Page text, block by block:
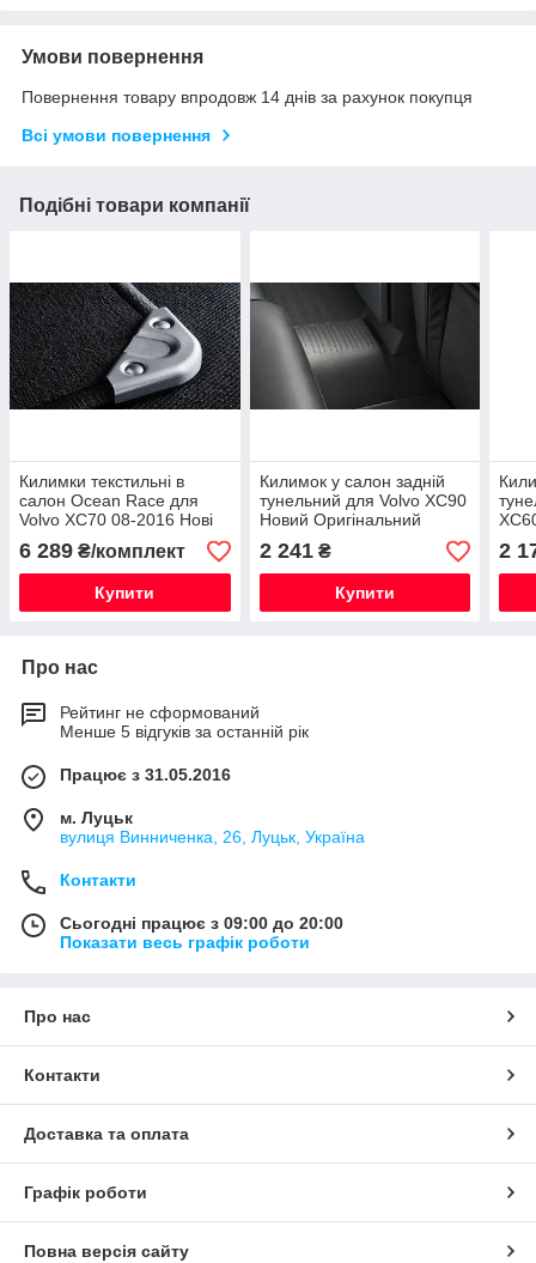
Умови повернення
Повернення товару впродовж 14 днів за рахунок покупця
Всі умови повернення
Подібні товари компанії
Килимки текстильні в
салон Ocean Race для
Volvo XC70 08-2016 Нові
Оригінальні
6 289 ₴/комплект
Купити
Килимок у салон задній
тунельний для Volvo XC90
Новий Оригінальний
2 241₴
Купити
2
Про нас
Рейтинг не сформований
Менше 5 відгуків за останній рік
Працює з 31.05.2016
м. Луцьк
вулиця Винниченка, 26, Луцьк, Україна
Контакти
Сьогодні працює з 09:00 до 20:00
Показати весь графік роботи
Про нас
Контакти
Доставка та оплата
Графік роботи
Повна версія сайту